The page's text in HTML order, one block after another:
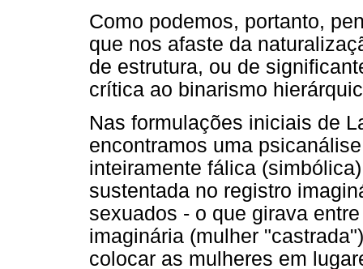
Como podemos, portanto,
que nos afaste da
de estrutura, ou de
crítica ao binarismo
Nas formulações iniciais de
encontramos uma
inteiramente fálica
sustentada no registro
sexuados - o que girava
imaginária (mulher
colocar as mulheres em